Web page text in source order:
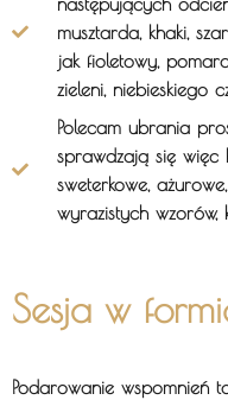
musztarda, khaki,
jak fioletowy,
zieleni, niebieskiego
Polecam ubrania
sprawdzają się więc
sweterkowe,
wyrazistych wzorów,
Sesja w
Podarowanie wspomnień